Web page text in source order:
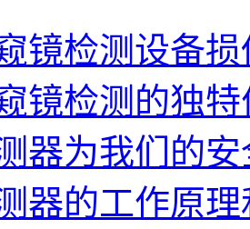
镜检测设备
镜检测的独特
器为我们的
器的工作原